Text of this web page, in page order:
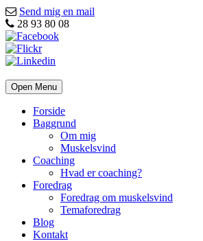
Send mig en mail
28 93 80 08
Open Menu
Forside
Baggrund
Om mig
Muskelsvind
Coaching
Hvad er coaching?
Foredrag
Foredrag om muskelsvind
Temaforedrag
Blog
Kontakt